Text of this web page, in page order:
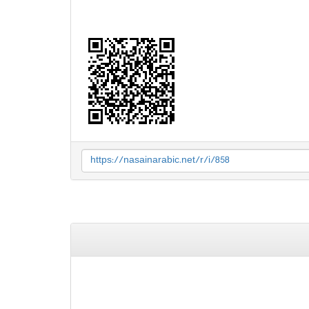
https://nasainarabic.net/r/i/858